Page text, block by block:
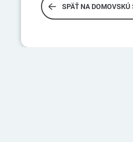
SPÄŤ NA DOMOVSKÚ